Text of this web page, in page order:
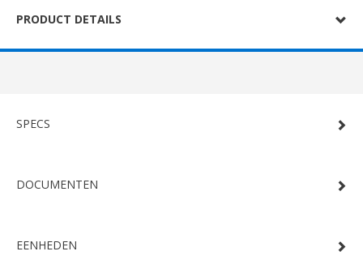
PRODUCT DETAILS
SPECS
DOCUMENTEN
EENHEDEN